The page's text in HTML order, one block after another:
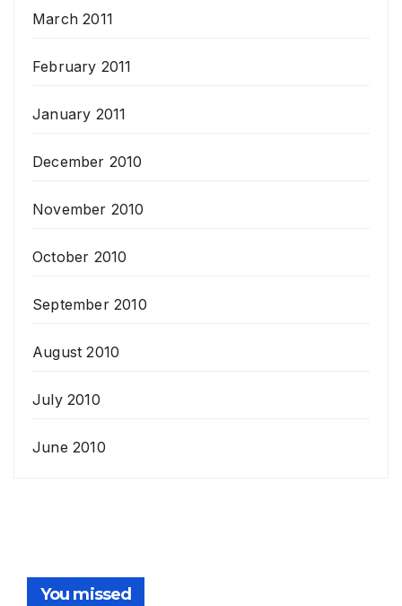
March 2011
February 2011
January 2011
December 2010
November 2010
October 2010
September 2010
August 2010
July 2010
June 2010
You missed